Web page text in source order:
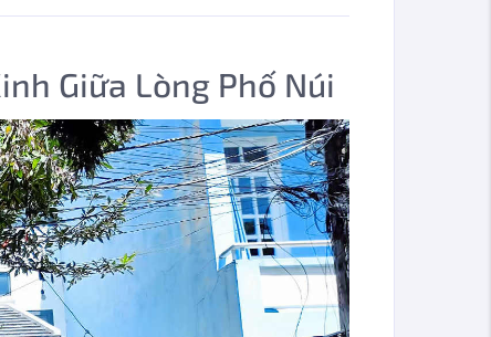
Giữa Lòng Phố Núi